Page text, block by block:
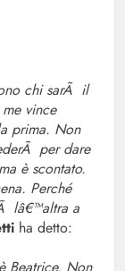
chi sarÃ il
vince
prima. Non
per dare
è scontato.
Perché
lâ€™altra a
ha detto: